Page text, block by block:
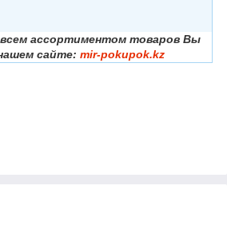
ассортиментом товаров Вы
сайте: mir-pokupok.kz